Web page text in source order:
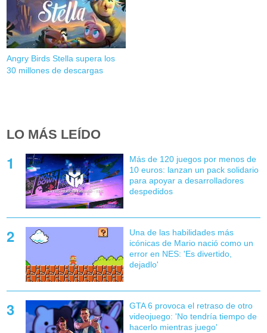
Angry Birds Stella supera los
30 millones de descargas
LO MÁS LEÍDO
Más de 120 juegos por menos de
10 euros: lanzan un pack solidario
para apoyar a desarrolladores
despedidos
Una de las habilidades más
icónicas de Mario nació como un
error en NES: 'Es divertido,
dejadlo'
GTA 6 provoca el retraso de otro
videojuego: 'No tendría tiempo de
hacerlo mientras juego'